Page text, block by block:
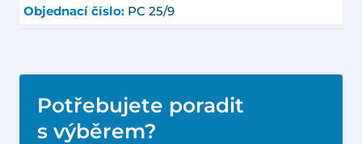
Objednací číslo: PC 25/9
Potřebujete poradit
s výběrem?